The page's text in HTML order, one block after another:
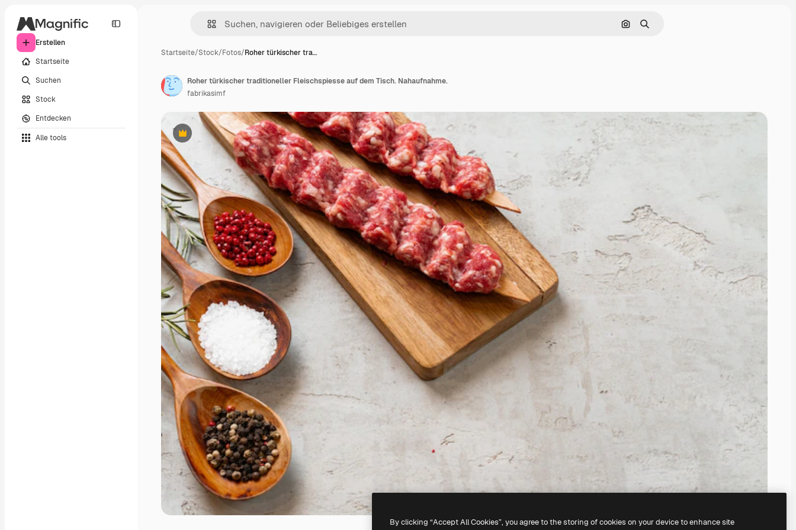
Erstellen
Startseite
Suchen
Stock
Entdecken
Alle tools
Nach Bild suchen
Suchen
Startseite/Stock/Fotos/Roher türkischer tra…
Premium
Roher türkischer traditioneller Fleischspiesse auf dem Tisch. Nahaufnahme.
fabrikasimf
By clicking “Accept All Cookies”, you agree to the storing of cookies on your device to enhance site